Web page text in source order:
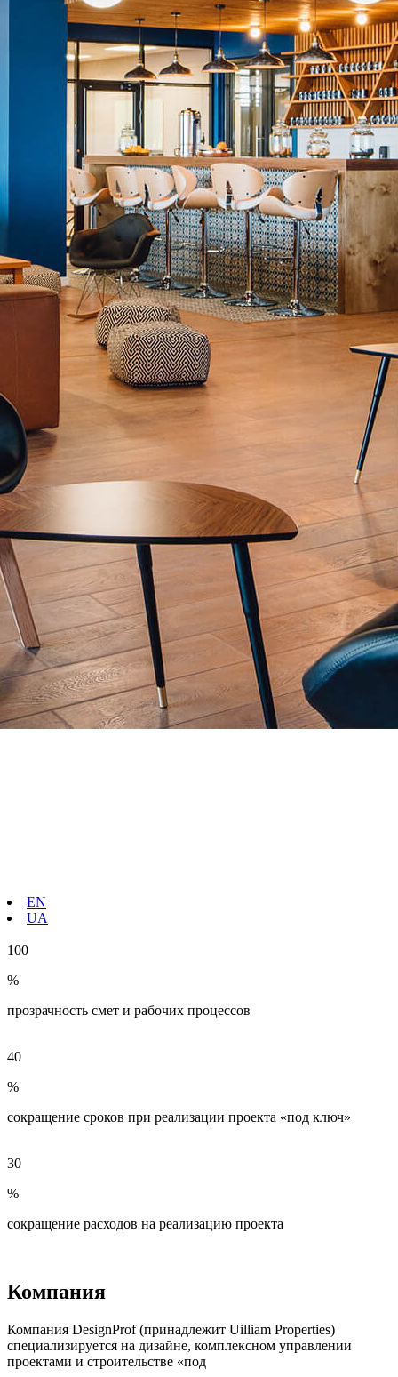
EN
UA
100
%
прозрачность смет и рабочих процессов
40
%
сокращение сроков при реализации проекта «под ключ»
30
%
сокращение расходов на реализацию проекта
Компания
Компания DesignProf (принадлежит Uilliam Properties)
специализируется на дизайне, комплексном управлении
проектами и строительстве «под